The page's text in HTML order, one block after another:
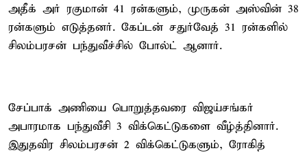
அதீக் அர் ரகுமான் 41 ரன்களும், முருகன் அஸ்வின் 38
ரன்களும் எடுத்தனர். கேப்டன் சதுர்வேத் 31 ரன்களில்
சிலம்பரசன் பந்துவீச்சில் போல்ட் ஆனார்.
சேப்பாக் அணியை பொறுத்தவரை விஜய்சங்கர்
அபாரமாக பந்துவீசி 3 விக்கெட்டுகளை வீழ்த்தினார்.
இதுதவிர சிலம்பரசன் 2 விக்கெட்டுகளும், ரோகித்